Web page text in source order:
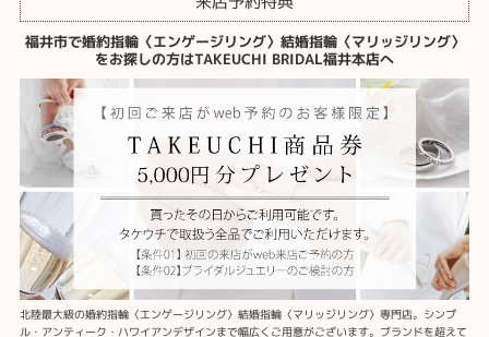
福井市で婚約指輪〈エンゲージリング〉結婚指輪〈マリッジリング〉
をお探しの方はTAKEUCHI BRIDAL福井本店へ
北陸最大級の婚約指輪〈エンゲージリング〉結婚指輪〈マリッジリング〉専門店。シンプ
ル・アンティーク・ハワイアンデザインまで幅広くご用意がございます。ブランドを超えて